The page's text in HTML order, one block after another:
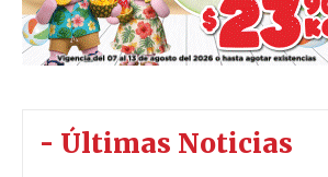
- Últimas Noticias